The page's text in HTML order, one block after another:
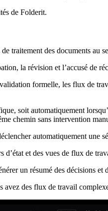
de Folderit.
traitement des documents au
la révision et l’accusé de
formelle, les flux de
soit automatiquement
chemin sans intervention
automatiquement une
et des vues de flux de
un résumé des décisions et
des flux de travail